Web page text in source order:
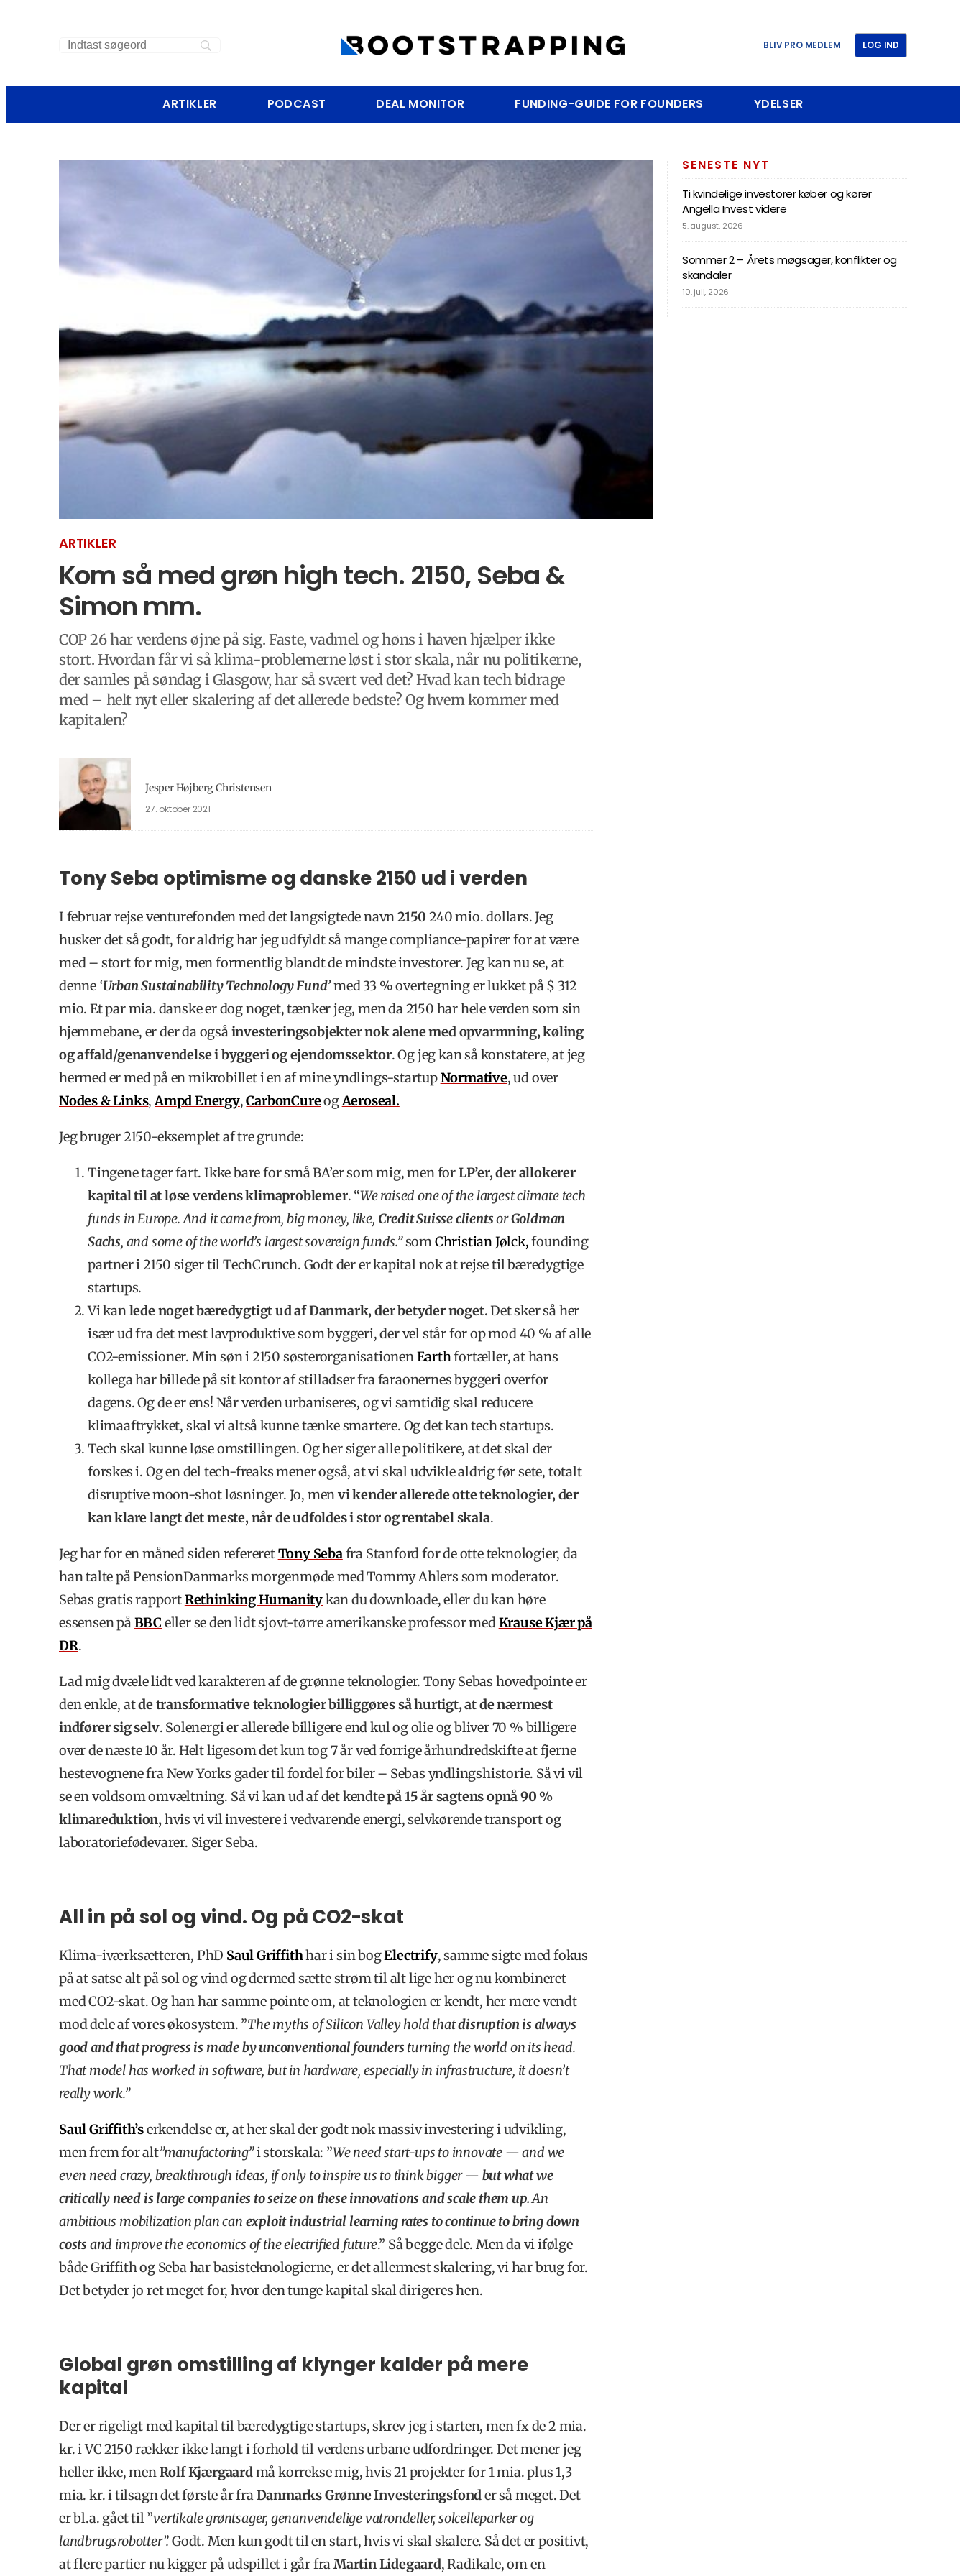
BLIV PRO MEDLEM LOG IND
ARTIKLER PODCAST DEAL MONITOR FUNDING-GUIDE FOR FOUNDERS YDELSER
ARTIKLER
Kom så med grøn high tech. 2150, Seba &
Simon mm.
COP 26 har verdens øjne på sig. Faste, vadmel og høns i haven hjælper ikke
stort. Hvordan får vi så klima-problemerne løst i stor skala, når nu politikerne,
der samles på søndag i Glasgow, har så svært ved det? Hvad kan tech bidrage
med – helt nyt eller skalering af det allerede bedste? Og hvem kommer med
kapitalen?
Jesper Højberg Christensen
27. oktober 2021
Tony Seba optimisme og danske 2150 ud i verden
I februar rejse venturefonden med det langsigtede navn 2150 240 mio. dollars. Jeg
husker det så godt, for aldrig har jeg udfyldt så mange compliance-papirer for at være
med – stort for mig, men formentlig blandt de mindste investorer. Jeg kan nu se, at
denne ‘Urban Sustainability Technology Fund’med 33 % overtegning er lukket på $ 312
mio. Et par mia. danske er dog noget, tænker jeg, men da 2150 har hele verden som sin
hjemmebane, er der da også investeringsobjekter nok alene med opvarmning, køling
og affald/genanvendelse i byggeri og ejendomssektor. Og jeg kan så konstatere, at jeg
hermed er med på en mikrobillet i en af mine yndlings-startupNormative, ud over
Nodes & Links,Ampd Energy,CarbonCureogAeroseal.
Jeg bruger 2150-eksemplet af tre grunde:
Tingene tager fart. Ikke bare for små BA’er som mig, men forLP’er, der allokerer
kapital til at løse verdens klimaproblemer. “We raised one of the largest climate tech
funds in Europe. And it came from, big money, like, Credit Suisse clientsorGoldman
Sachs, and some of the world’s largest sovereign funds.”som Christian Jølck,founding
partner i 2150 siger til TechCrunch. Godt der er kapital nok at rejse til bæredygtige
startups.
Vi kan lede noget bæredygtigt ud af Danmark, der betyder noget. Det sker så her
især ud fra det mest lavproduktive som byggeri, der vel står for op mod 40 % af alle
CO2-emissioner. Min søn i 2150 søsterorganisationen Earthfortæller, at hans
kollega har billede på sit kontor af stilladser fra faraonernes byggeri overfor
dagens. Og de er ens! Når verden urbaniseres, og vi samtidig skal reducere
klimaaftrykket, skal vi altså kunne tænke smartere. Og det kan tech startups.
Tech skal kunne løse omstillingen. Og her siger alle politikere, at det skal der
forskes i. Og en del tech-freaks mener også, at vi skal udvikle aldrig før sete, totalt
disruptive moon-shot løsninger. Jo, men vi kender allerede otte teknologier, der
kan klare langt det meste, når de udfoldes i stor og rentabel skala.
Jeg har for en måned siden refereretTony Seba fra Stanford for de otte teknologier, da
han talte på PensionDanmarks morgenmøde med Tommy Ahlers som moderator.
Sebas gratis rapportRethinking Humanitykan du downloade, eller du kan høre
essensen på BBC eller se den lidt sjovt-tørre amerikanske professor med Krause Kjær på
DR.
Lad mig dvæle lidt ved karakteren af de grønne teknologier. Tony Sebas hovedpointe er
den enkle, atde transformative teknologier billiggøres så hurtigt, at de nærmest
indfører sig selv. Solenergi er allerede billigere end kul og olie og bliver 70 % billigere
over de næste 10 år. Helt ligesom det kun tog 7 år ved forrige århundredskifte at fjerne
hestevognene fra New Yorks gader til fordel for biler – Sebas yndlingshistorie. Så vi vil
se en voldsom omvæltning. Så vi kan ud af det kendtepå 15 år sagtens opnå 90 %
klimareduktion, hvis vi vil investere i vedvarende energi, selvkørende transport og
laboratoriefødevarer. Siger Seba.
All in på sol og vind. Og på CO2-skat
Klima-iværksætteren, PhD Saul Griffithhar i sin bogElectrify, samme sigte med fokus
på at satse alt på sol og vind og dermed sætte strøm til alt lige her og nu kombineret
med CO2-skat. Og han har samme pointe om, at teknologien er kendt, her mere vendt
mod dele af vores økosystem. ”The myths of Silicon Valley hold thatdisruption is always
good and that progress is made by unconventional founders turning the world on its head.
That model has worked in software, but in hardware, especially in infrastructure, it doesn’t
really work.”
Saul Griffith’serkendelse er, at her skal der godt nok massiv investering i udvikling,
men frem for alt”manufactoring”i storskala: ”We need start-ups to innovate — and we
even need crazy, breakthrough ideas, if only to inspire us to think bigger — but what we
critically need is large companies to seize on these innovations and scale them up.An
ambitious mobilization plan can exploit industrial learning rates to continue to bring down
costs and improve the economics of the electrified future.” Så begge dele. Men da vi ifølge
både Griffith og Seba har basisteknologierne, er det allermest skalering, vi har brug for.
Det betyder jo ret meget for, hvor den tunge kapital skal dirigeres hen.
Global grøn omstilling af klynger kalder på mere
kapital
Der er rigeligt med kapital til bæredygtige startups, skrev jeg i starten, men fx de 2 mia.
kr. i VC 2150 rækker ikke langt i forhold til verdens urbane udfordringer. Det mener jeg
heller ikke, menRolf Kjærgaardmå korrekse mig, hvis 21 projekter for 1 mia. plus 1,3
mia. kr. i tilsagn det første år fraDanmarks Grønne Investeringsfonder så meget. Det
er bl.a. gået til ”vertikale grøntsager, genanvendelige vatrondeller, solcelleparker og
landbrugsrobotter”.Godt. Men kun godt til en start, hvis vi skal skalere. Så det er positivt,
at flere partier nu kigger på udspillet i går fraMartin Lidegaard, Radikale, om en
SENESTE NYT
Ti kvindelige investorer køber og kører
Angella Invest videre
5. august, 2026
Sommer 2 – Årets møgsager, konflikter og
skandaler
10. juli, 2026